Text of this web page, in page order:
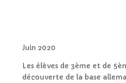
Juin 2020
Les élèves de 3ème et de
découverte de la base